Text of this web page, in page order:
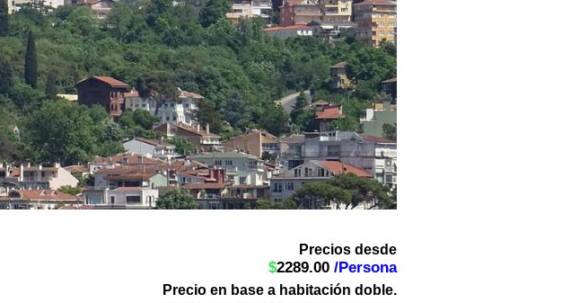
Precios desde
$2289.00 /Persona
Precio en base a habitación doble.